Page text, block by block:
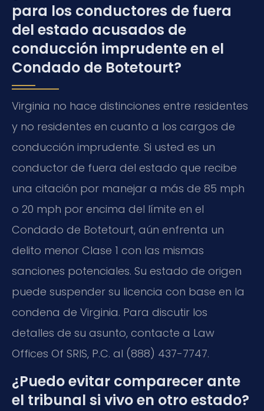
para los conductores de fuera
del estado acusados de
conducción imprudente en el
Condado de Botetourt?
Virginia no hace distinciones entre residentes
y no residentes en cuanto a los cargos de
conducción imprudente. Si usted es un
conductor de fuera del estado que recibe
una citación por manejar a más de 85 mph
o 20 mph por encima del límite en el
Condado de Botetourt, aún enfrenta un
delito menor Clase 1 con las mismas
sanciones potenciales. Su estado de origen
puede suspender su licencia con base en la
condena de Virginia. Para discutir los
detalles de su asunto, contacte a Law
Offices Of SRIS, P.C. al (888) 437-7747.
¿Puedo evitar comparecer ante
el tribunal si vivo en otro estado?